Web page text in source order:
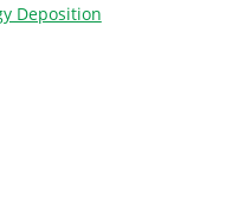
Deposition